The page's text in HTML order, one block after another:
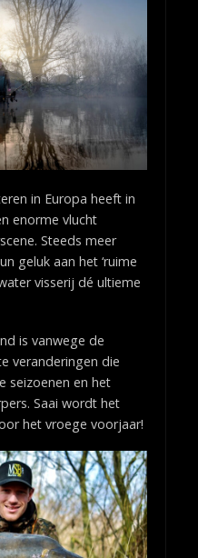
in Europa heeft in
enorme vlucht
Steeds meer
geluk aan het ‘ruime
visserij dé ultieme
is vanwege de
veranderingen die
seizoenen en het
Saai wordt het
het vroege voorjaar!